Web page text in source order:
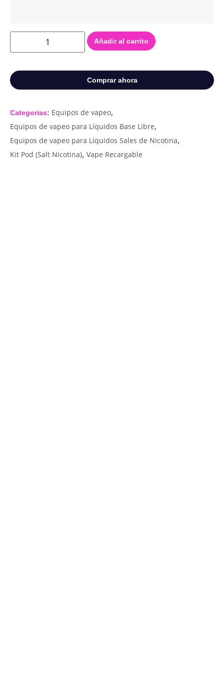
Añadir al carrito
Comprar ahora
Categorias: Equipos de vapeo,
Equipos de vapeo para Líquidos Base Libre,
Equipos de vapeo para Líquidos Sales de Nicotina,
Kit Pod (Salt Nicotina), Vape Recargable